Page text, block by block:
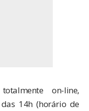
on-line,
14h (horário de